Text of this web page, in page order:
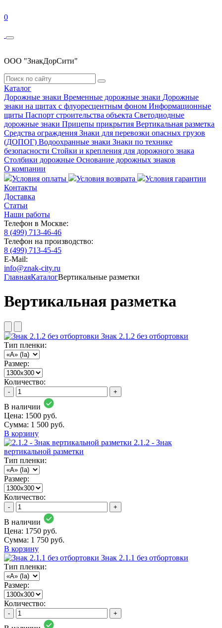
0
ООО "ЗнакДорСити"
Каталог
Дорожные знаки Временные дорожные знаки Дорожные
знаки на щитах с флуоресцентным фоном Информационные
щиты Паспорт строительства объекта Светодиодные
дорожные знаки Прицепы прикрытия Вертикальная разметка
Средства ограждения Знаки для перевозки опасных грузов
(ДОПОГ) Водоохранные знаки Знаки по технике
безопасности Стойки и крепления для дорожного знака
Столбики дорожные Основание дорожных знаков
О компании
Условия оплаты
Условия возврата
Условия гарантии
Контакты
Доставка
Статьи
Наши работы
Телефон в Москве:
8 (499) 713-46-46
Телефон на производство:
8 (499) 713-45-45
E-Mail:
info@znak-city.ru
ГлавнаяКаталогВертикальные разметки
Вертикальная разметка
Знак 2.1.2 без отбортовки
Тип пленки:
Размер:
Количество:
- +
В наличии
Цена: 1500 руб.
Сумма: 1 500 руб.
В корзину
2.1.2 - Знак
вертикальной разметки
Тип пленки:
Размер:
Количество:
- +
В наличии
Цена: 1750 руб.
Сумма: 1 750 руб.
В корзину
Знак 2.1.1 без отбортовки
Тип пленки:
Размер:
Количество:
- +